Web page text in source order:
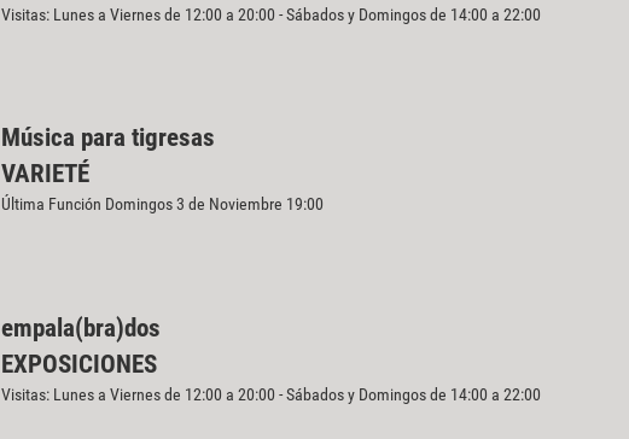
Visitas: Lunes a Viernes de 12:00 a 20:00 - Sábados y Domingos de 14:00 a 22:00
Música para tigresas
VARIETÉ
Última Función Domingos 3 de Noviembre 19:00
empala(bra)dos
EXPOSICIONES
Visitas: Lunes a Viernes de 12:00 a 20:00 - Sábados y Domingos de 14:00 a 22:00